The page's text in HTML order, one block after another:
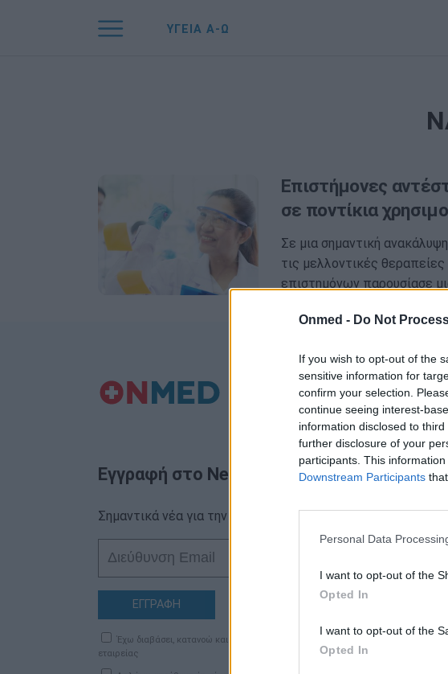
Onmed - Do Not
If you wish to opt-out of the
sensitive information for
confirm your selection.
continue seeing interest-
information disclosed to
further disclosure of your
participants. This
Downstream Participants
Personal Data
I want to opt-out of the
Opted In
I want to opt-out of the
Opted In
ΥΓΕΙΑ Α-Ω
Επιστήμονες
σε ποντίκια
Σε μια σημαντική
τις μελλοντικές
επιστημόνων παρουσίασε
Εγγραφή στο Newsletter
Σημαντικά νέα για την υγεία στο mail σας καθημερινά
ΕΓΓΡΑΦΗ
Έχω διαβάσει, κατανοώ και αποδέχομαι τους και τη
εταιρείας